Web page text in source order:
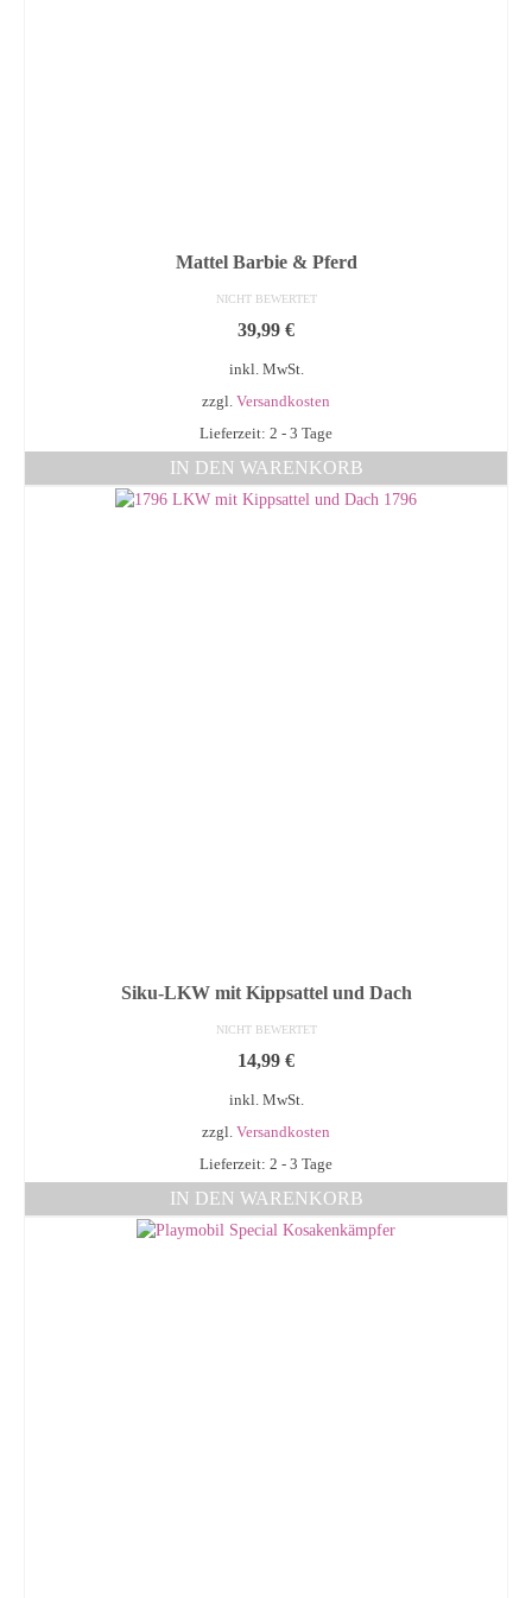
Mattel Barbie & Pferd
NICHT BEWERTET
39,99 €
inkl. MwSt.
zzgl. Versandkosten
Lieferzeit: 2 - 3 Tage
IN DEN WARENKORB
Siku-LKW mit Kippsattel und Dach
NICHT BEWERTET
14,99 €
inkl. MwSt.
zzgl. Versandkosten
Lieferzeit: 2 - 3 Tage
IN DEN WARENKORB